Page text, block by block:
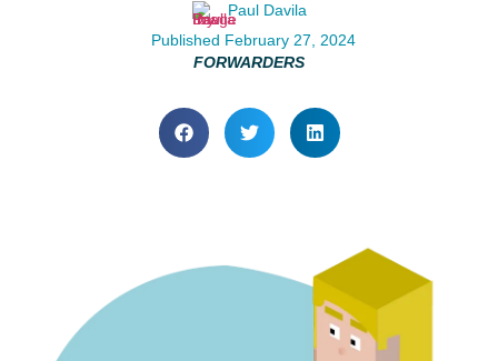
Paul Davila
Published February 27, 2024
FORWARDERS